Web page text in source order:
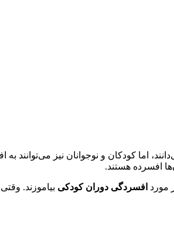
اما کودکان و نوجوانان نیز می‌توانند
افسرده هستند.
مورد افسردگی دوران کودکی بیاموزند. وقتی